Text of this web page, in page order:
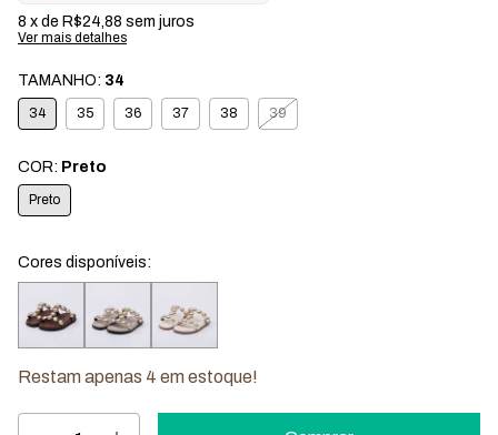
8 x de R$24,88 sem juros
Ver mais detalhes
TAMANHO: 34
34 35 36 37 38 39
COR: Preto
Preto
Cores disponíveis:
Restam apenas 4 em estoque!